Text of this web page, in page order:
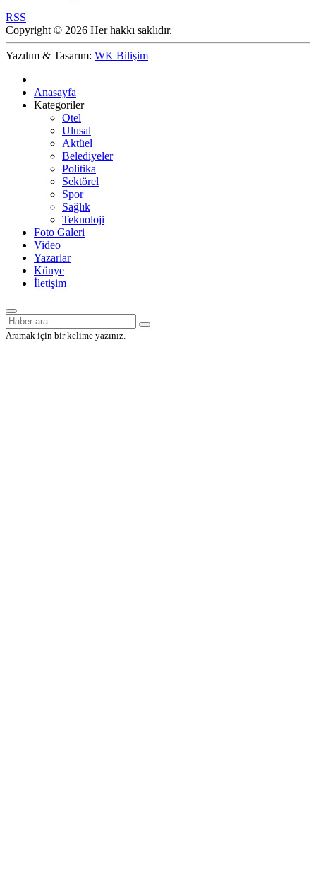
RSS
Copyright © 2026 Her hakkı saklıdır.
Yazılım & Tasarım: WK Bilişim
Anasayfa
Kategoriler
Otel
Ulusal
Aktüel
Belediyeler
Politika
Sektörel
Spor
Sağlık
Teknoloji
Foto Galeri
Video
Yazarlar
Künye
İletişim
Aramak için bir kelime yazınız.